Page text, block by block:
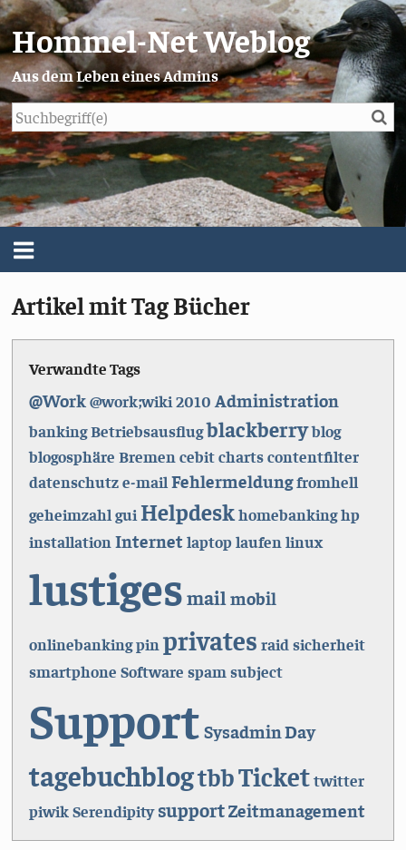
Hommel-Net Weblog
Aus dem Leben eines Admins
Menü
Über mich
Impressum/Datenschutz
Artikel mit Tag Bücher
Verwandte Tags
@Work@work;wiki 2010 Administration
bankingBetriebsausflugblackberryblog
blogosphäre Bremen cebitchartscontentfilter
datenschutze-mail Fehlermeldungfromhell
geheimzahl gui Helpdeskhomebankinghp
installation Internet laptoplaufen linux
lustigesmail mobil
onlinebankingpin privates raid sicherheit
smartphone Software spam subject
Support Sysadmin Day
tagebuchblogtbbTickettwitter
piwikSerendipity supportZeitmanagement